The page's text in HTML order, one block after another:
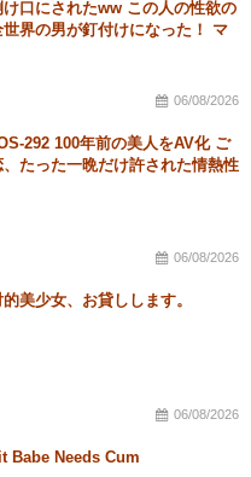
口にされたww この人の性欲の
界の男が釘付けになった！ マ
06/08/2026
292 100年前の美人をAV化 ご
たった一晩だけ許された情熱性
06/08/2026
美少女、お貸しします。
06/08/2026
Babe Needs Cum